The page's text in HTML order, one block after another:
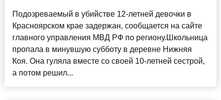
Подозреваемый в убийстве 12-летней девочки в
Красноярском крае задержан, сообщается на сайте
главного управления МВД РФ по региону.Школьница
пропала в минувшую субботу в деревне Нижняя
Коя. Она гуляла вместе со своей 10-летней сестрой,
а потом решил...